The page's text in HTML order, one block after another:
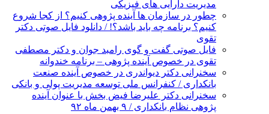
مدیریت دارایی های فیزیکی
چطور در سازمان ها آینده پژوهی کنیم؟ از کجا شروع
کنیم؟ برنامه چه باید باشد؟! / دانلود فایل صوتی دکتر
تقوی
فایل صوتی گفت و گوی رامبد جوان و دکتر مصطفی
تقوی در خصوص آینده پژوهی – برنامه خندوانه
سخنرانی دکتر دیواندری در خصوص آینده صنعت
بانکداری / کنفرانس ملی توسعه مدیریت پولی و بانکی
سخنرانی دکتر علیرضا فیض بخش با عنوان آینده
پژوهی نظام بانکداری / ۹ بهمن ماه ۹۲